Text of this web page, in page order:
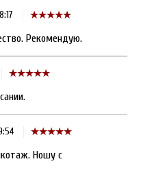
Рекомендую.
Ношу с